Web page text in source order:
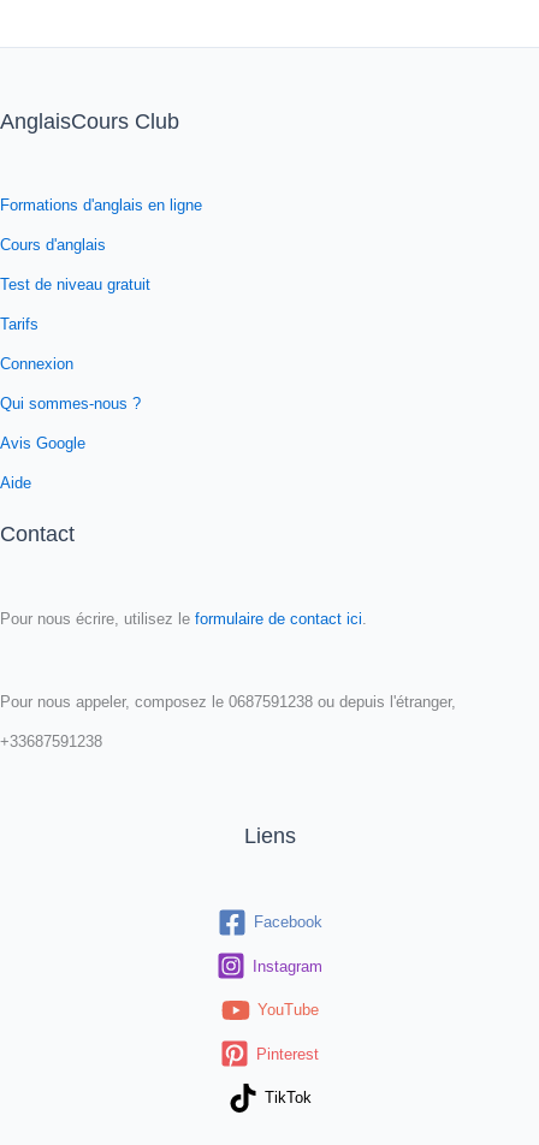
AnglaisCours Club
Formations d'anglais en ligne
Cours d'anglais
Test de niveau gratuit
Tarifs
Connexion
Qui sommes-nous ?
Avis Google
Aide
Contact
Pour nous écrire, utilisez le formulaire de contact ici
Pour nous appeler, composez le 0687591238 ou depuis l'étranger,
+33687591238
Liens
Facebook
Instagram
YouTube
Pinterest
TikTok